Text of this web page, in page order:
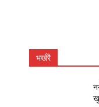
भर्खरै